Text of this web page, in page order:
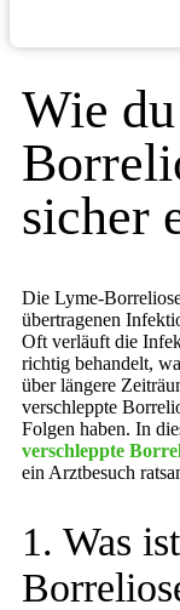
Wie
sicher
Die Lyme-
übertragenen
Oft verläuft die
richtig behandelt,
über längere
verschleppte
Folgen haben. In
verschleppte
ein Arztbesuch
1. Was